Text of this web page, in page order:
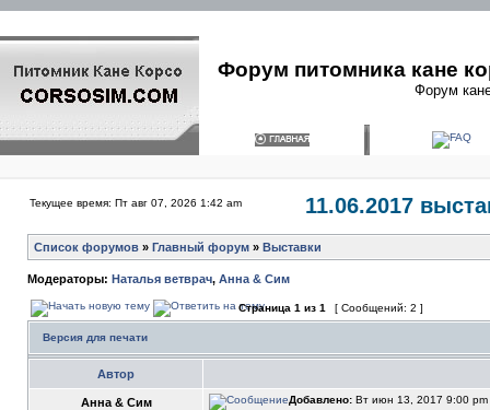
Форум питомника кане
Форум
Текущее время: Пт авг 07, 2026 1:42 am 11.06.2017
Список форумов » Главный форум » Выставки
Модераторы: Наталья ветврач, Анна & Сим
Страница 1 из 1 [ Сообщений: 2 ]
Версия для печати
Автор
Анна & Сим Добавлено: Вт июн 13, 2017 9:00 pm